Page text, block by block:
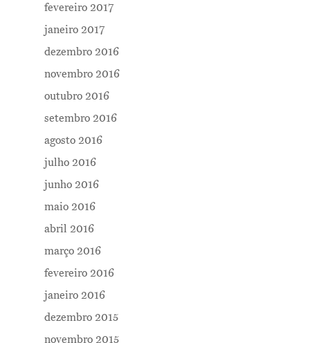
fevereiro 2017
janeiro 2017
dezembro 2016
novembro 2016
outubro 2016
setembro 2016
agosto 2016
julho 2016
junho 2016
maio 2016
abril 2016
março 2016
fevereiro 2016
janeiro 2016
dezembro 2015
novembro 2015